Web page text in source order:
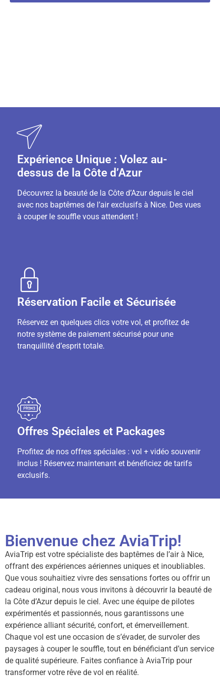
Expérience Unique : Volez au-
dessus de la Côte d’Azur
Découvrez la beauté de la Côte d’Azur depuis le ciel
avec nos baptêmes de l’air exclusifs à Nice. Des vues
à couper le souffle vous attendent !
Réservation Facile et Sécurisée
Réservez en quelques clics votre vol, et profitez de
notre système de paiement sécurisé pour une
tranquillité d’esprit totale.
Offres Spéciales et Packages
Profitez de nos offres spéciales : vol + vidéo souvenir
inclus ! Réservez maintenant et bénéficiez de tarifs
exclusifs.
Bienvenue chez AviaTrip!
AviaTrip est votre spécialiste des baptêmes de l’air à Nice,
offrant des expériences aériennes uniques et inoubliables.
Que vous souhaitiez vivre des sensations fortes ou offrir un
cadeau original, nous vous invitons à découvrir la beauté de
la Côte d’Azur depuis le ciel. Avec une équipe de pilotes
expérimentés et passionnés, nous garantissons une
expérience alliant sécurité, confort, et émerveillement.
Chaque vol est une occasion de s’évader, de survoler des
paysages à couper le souffle, tout en bénéficiant d’un service
de qualité supérieure. Faites confiance à AviaTrip pour
transformer votre rêve de vol en réalité.